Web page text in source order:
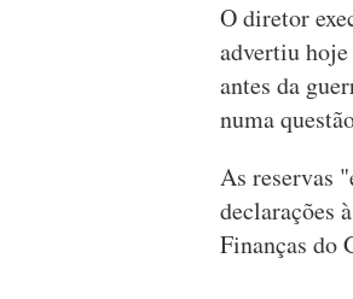
O diretor
advertiu
antes da
numa
As reservas
declarações
Finanças do